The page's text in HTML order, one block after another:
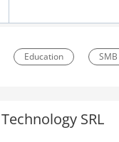
Education SMB
Off-grid
SRL